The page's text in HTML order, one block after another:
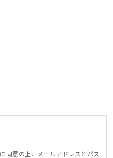
に同意の上、
メールアドレスとパス